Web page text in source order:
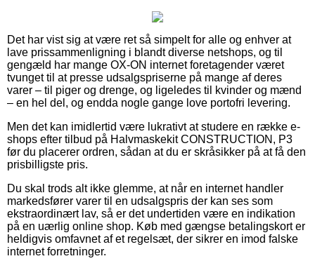
Det har vist sig at være ret så simpelt for alle og enhver at
lave prissammenligning i blandt diverse netshops, og til
gengæld har mange OX-ON internet foretagender været
tvunget til at presse udsalgspriserne på mange af deres
varer – til piger og drenge, og ligeledes til kvinder og mænd
– en hel del, og endda nogle gange love portofri levering.
Men det kan imidlertid være lukrativt at studere en række e-
shops efter tilbud på Halvmaskekit CONSTRUCTION, P3
før du placerer ordren, sådan at du er skråsikker på at få den
prisbilligste pris.
Du skal trods alt ikke glemme, at når en internet handler
markedsfører varer til en udsalgspris der kan ses som
ekstraordinært lav, så er det undertiden være en indikation
på en uærlig online shop. Køb med gængse betalingskort er
heldigvis omfavnet af et regelsæt, der sikrer en imod falske
internet forretninger.